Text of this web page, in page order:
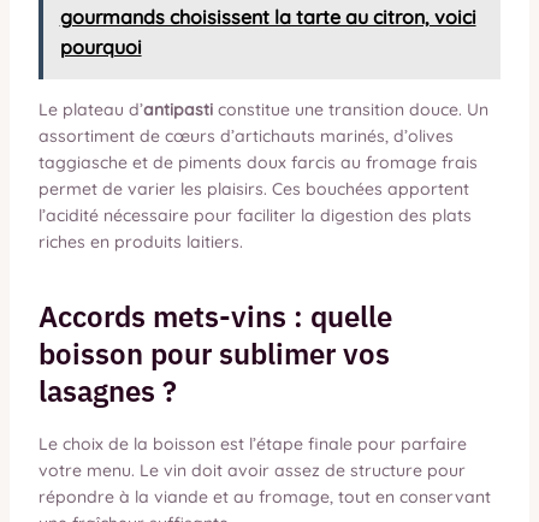
gourmands choisissent la tarte au citron, voici
pourquoi
Le plateau d’antipasticonstitue une transition douce. Un
assortiment de cœurs d’artichauts marinés, d’olives
taggiasche et de piments doux farcis au fromage frais
permet de varier les plaisirs. Ces bouchées apportent
l’acidité nécessaire pour faciliter la digestion des plats
riches en produits laitiers.
Accords mets-vins : quelle
boisson pour sublimer vos
lasagnes ?
Le choix de la boisson est l’étape finale pour parfaire
votre menu. Le vin doit avoir assez de structure pour
répondre à la viande et au fromage, tout en conservant